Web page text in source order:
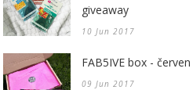
giveaway
10 Jun 2017
FAB5IVE box - červen
09 Jun 2017